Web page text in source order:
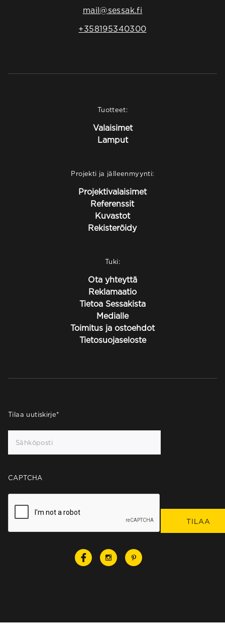
mail@sessak.fi
+358195340300
Tuotteet:
Valaisimet
Lamput
Projekti ja jälleenmyynti:
Projektivalaisimet
Referenssit
Kuvastot
Rekisteröidy
Tuki:
Ota yhteyttä
Reklamaatio
Tietoa Sessakista
Medialle
Toimitus ja ostoehdot
Tietosuojaseloste
Tilaa uutiskirje*
CAPTCHA